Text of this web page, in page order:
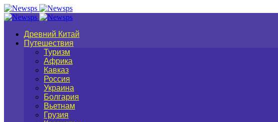
Древний Китай
Путешествия
Туризм
Африка
Кавказ
Россия
Украина
Болгария
Вьетнам
Грузия